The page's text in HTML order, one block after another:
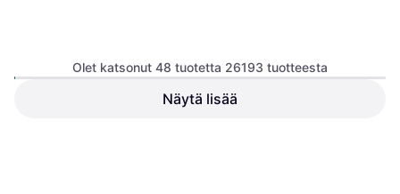
adidas F50 Hyperfast Club
Firm Ground Multi Ground
Olet katsonut 48 tuotetta 26193 tuotteesta
Näytä lisää